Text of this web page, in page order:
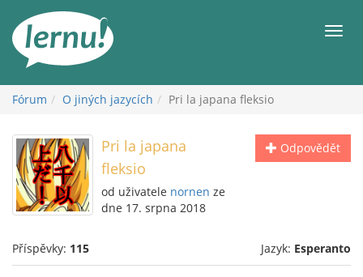
obsahu
Fórum O jiných jazycích Pri la japana fleksio
Odpovědět
Pri la japana
fleksio
od uživatele nornen ze
dne 17. srpna 2018
Příspěvky: 115 Jazyk: Esperanto